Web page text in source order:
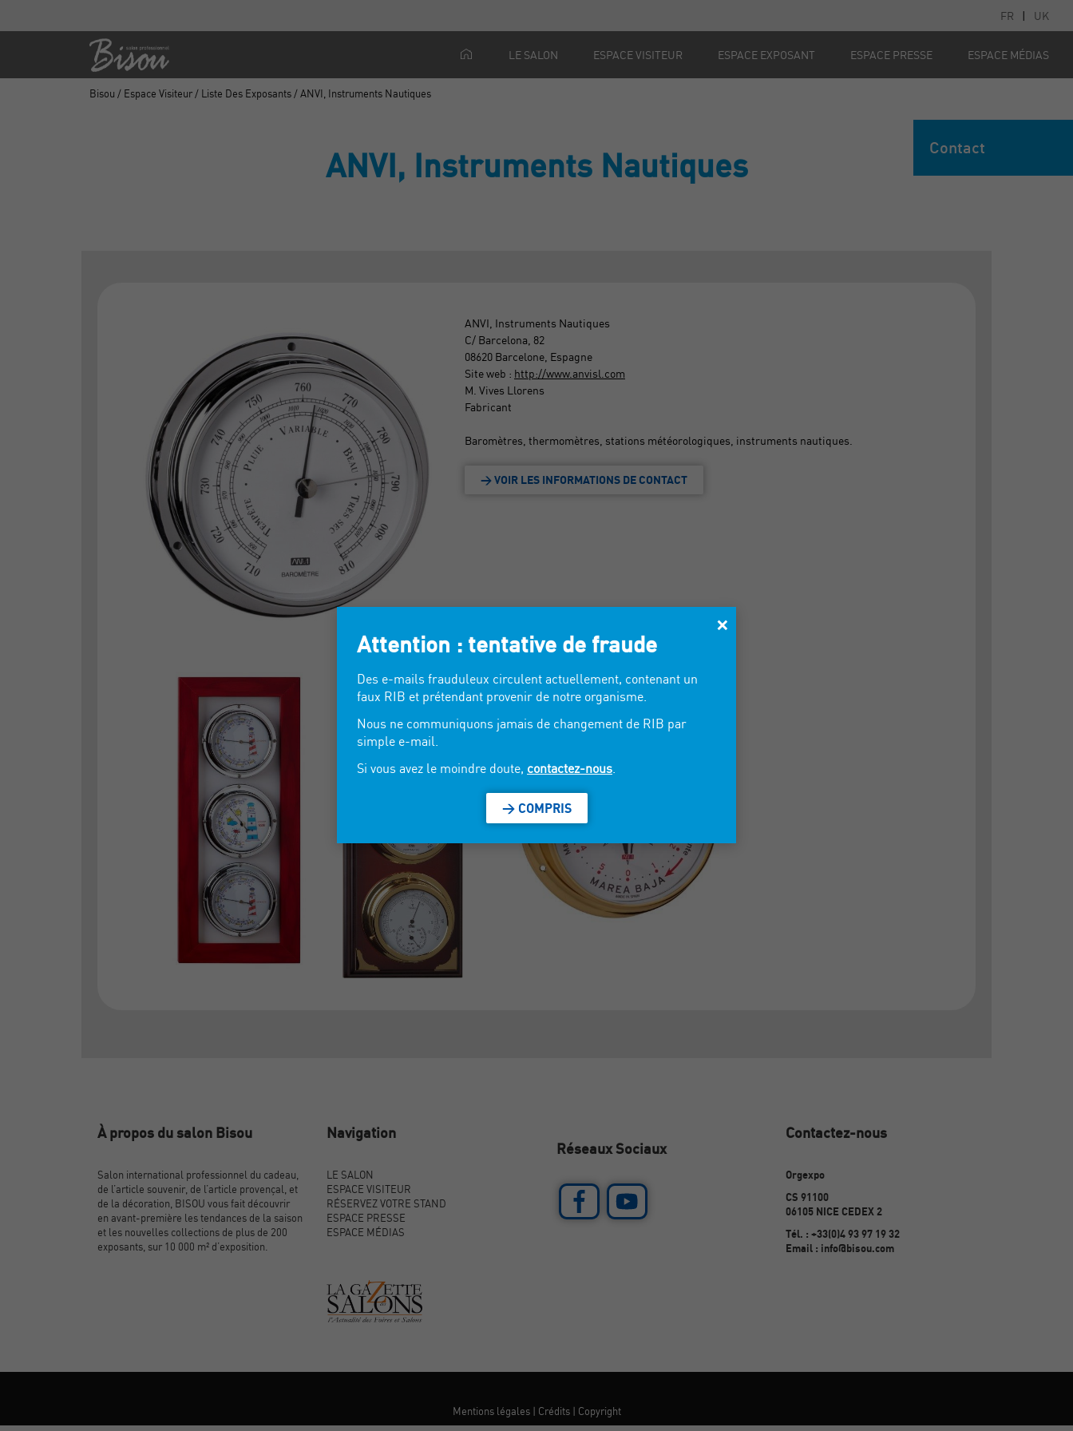
FR | UK
LE SALON ESPACE VISITEUR ESPACE EXPOSANT ESPACE PRESSE ESPACE MÉDIAS
Contact
Bisou / Espace Visiteur / Liste Des Exposants / ANVI, Instruments Nautiques
ANVI, Instruments Nautiques
ANVI, Instruments Nautiques
C/ Barcelona, 82
08620 Barcelone, Espagne
Site web : http://www.anvisl.com
M. Vives Llorens
Fabricant
Baromètres, thermomètres, stations météorologiques, instruments nautiques.
> VOIR LES INFORMATIONS DE CONTACT
À propos du salon Bisou
Salon international professionnel du cadeau,
de l’article souvenir, de l’article provençal, et
de la décoration, BISOU vous fait découvrir
en avant-première les tendances de la saison
et les nouvelles collections de plus de 200
exposants, sur 10 000 m² d’exposition.
Navigation
LE SALON
ESPACE VISITEUR
RÉSERVEZ VOTRE STAND
ESPACE PRESSE
ESPACE MÉDIAS
Réseaux Sociaux
Contactez-nous
Orgexpo
CS 91100
06105 NICE CEDEX 2
Tél. : +33(0)4 93 97 19 32
Email : info@bisou.com
Mentions légales| Crédits| Copyright
×
Attention : tentative de fraude
Des e-mails frauduleux circulent actuellement, contenant un
faux RIB et prétendant provenir de notre organisme.
Nous ne communiquons jamais de changement de RIB par
simple e-mail.
Si vous avez le moindre doute, contactez-nous.
> COMPRIS